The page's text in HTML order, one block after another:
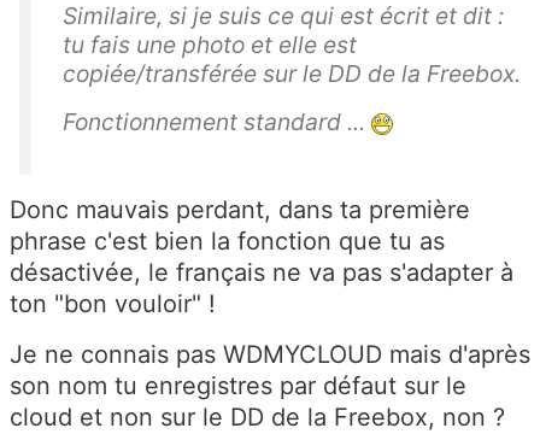
Similaire, si je suis ce qui est écrit et dit :
tu fais une photo et elle est
copiée/transférée sur le DD de la Freebox.
Fonctionnement standard ...
Donc mauvais perdant, dans ta première
phrase c'est bien la fonction que tu as
désactivée, le français ne va pas s'adapter à
ton "bon vouloir" !
Je ne connais pas WDMYCLOUD mais d'après
son nom tu enregistres par défaut sur le
cloud et non sur le DD de la Freebox, non ?